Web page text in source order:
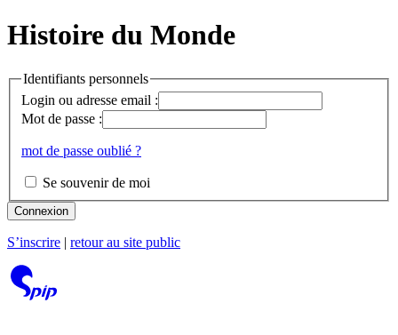
Histoire du Monde
Identifiants personnels
Login ou adresse email :
Mot de passe :
mot de passe oublié ?
Se souvenir de moi
Connexion
S’inscrire retour au site public